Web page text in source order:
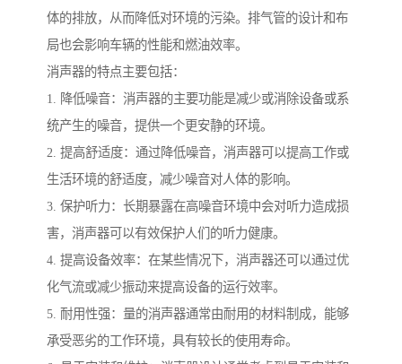
体的排放，从而降低对环境的污染。排气管的设计和布
局也会影响车辆的性能和燃油效率。
消声器的特点主要包括：
1. 降低噪音：消声器的主要功能是减少或消除设备或系
统产生的噪音，提供一个更安静的环境。
2. 提高舒适度：通过降低噪音，消声器可以提高工作或
生活环境的舒适度，减少噪音对人体的影响。
3. 保护听力：长期暴露在高噪音环境中会对听力造成损
害，消声器可以有效保护人们的听力健康。
4. 提高设备效率：在某些情况下，消声器还可以通过优
化气流或减少振动来提高设备的运行效率。
5. 耐用性强：量的消声器通常由耐用的材料制成，能够
承受恶劣的工作环境，具有较长的使用寿命。